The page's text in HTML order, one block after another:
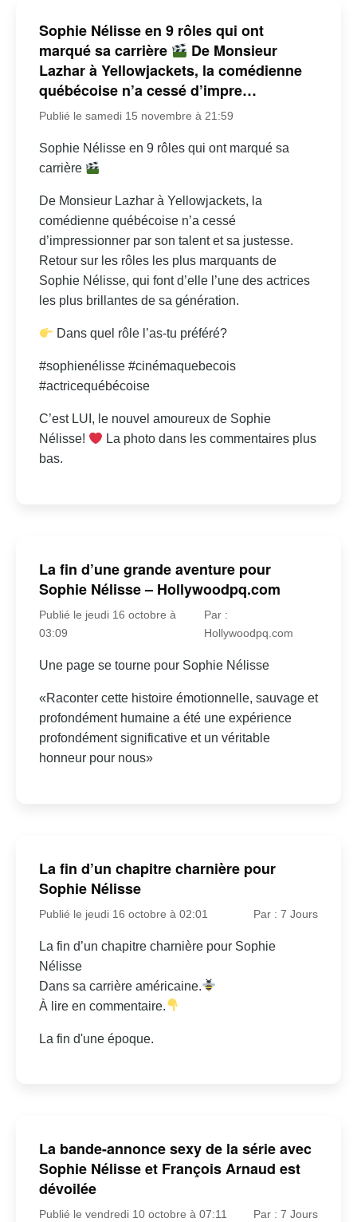
Sophie Nélisse en 9 rôles qui ont
marqué sa carrière
De Monsieur
Lazhar à Yellowjackets, la comédienne
québécoise n’a cessé d’impre…
Publié le samedi 15 novembre à 21:59
Sophie Nélisse en 9 rôles qui ont marqué sa
carrière
De Monsieur Lazhar à Yellowjackets, la
comédienne québécoise n’a cessé
d’impressionner par son talent et sa justesse.
Retour sur les rôles les plus marquants de
Sophie Nélisse, qui font d’elle l’une des actrices
les plus brillantes de sa génération.
Dans quel rôle l’as-tu préféré?
#sophienélisse #cinémaquebecois
#actricequébécoise
C’est LUI, le nouvel amoureux de Sophie
Nélisse!
La photo dans les commentaires plus
bas.
La fin d’une grande aventure pour
Sophie Nélisse – Hollywoodpq.com
Publié le jeudi 16 octobre à
03:09
Par :
Hollywoodpq.com
Une page se tourne pour Sophie Nélisse
«Raconter cette histoire émotionnelle, sauvage et
profondément humaine a été une expérience
profondément significative et un véritable
honneur pour nous»
La fin d’un chapitre charnière pour
Sophie Nélisse
Publié le jeudi 16 octobre à 02:01 Par : 7 Jours
La fin d’un chapitre charnière pour Sophie
Nélisse
Dans sa carrière américaine.
À lire en commentaire.
La fin d'une époque.
La bande-annonce sexy de la série avec
Sophie Nélisse et François Arnaud est
dévoilée
Publié le vendredi 10 octobre à 07:11 Par : 7 Jours